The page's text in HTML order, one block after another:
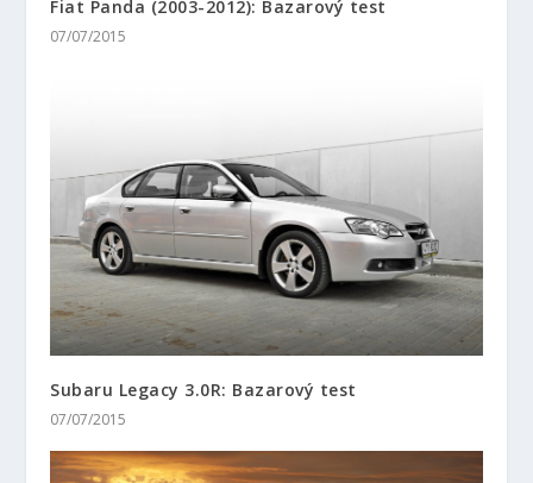
Fiat Panda (2003-2012): Bazarový test
07/07/2015
Subaru Legacy 3.0R: Bazarový test
07/07/2015